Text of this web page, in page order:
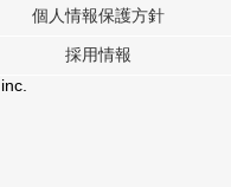
ーに提供しています。
トナーに提供した他の情報や、
ときに収集した他の情報を組み
個人情報保護方針
採用情報